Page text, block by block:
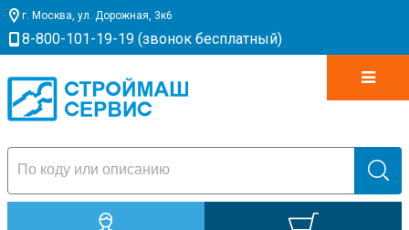
г. Москва, ул. Дорожная, 3к6
8-800-101-19-19 (звонок бесплатный)